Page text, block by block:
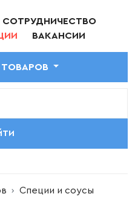
СОТРУДНИЧЕСТВО
ВАКАНСИИ
ТОВАРОВ
Специи и соусы